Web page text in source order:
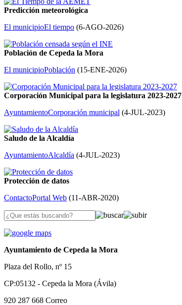
Predicción meteorológica
El municipioEl tiempo (6-AGO-2026)
Población de Cepeda la Mora
El municipioPoblación (15-ENE-2026)
Corporación Municipal para la legislatura 2023-2027
AyuntamientoCorporación municipal (4-JUL-2023)
Saludo de la Alcaldía
AyuntamientoAlcaldía (4-JUL-2023)
Protección de datos
ContactoPortal Web (11-ABR-2020)
Ayuntamiento de Cepeda la Mora
Plaza del Rollo, nº 15
CP:05132 - Cepeda la Mora (Ávila)
920 287 668 Correo